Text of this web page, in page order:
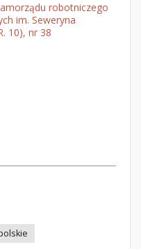
robotniczego
im. Seweryna
10), nr 38